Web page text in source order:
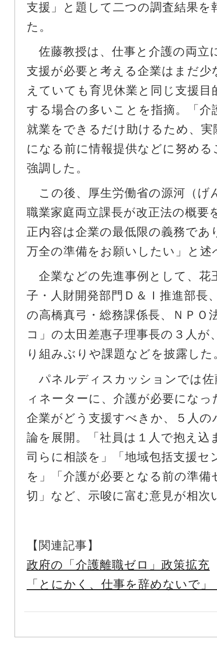
支援」と題して二つの調査結果を
た。
佐藤教授は、仕事と介護の両立
支援が必要と考える企業はまだ少
えていても育児休業と同じ支援目
する場合の多いことを指摘。「介
就業をできるだけ助けるため、実
になる前に情報提供などに努め
強調した。
この後、厚生労働省の源河（げ
職業家庭両立課長が改正法の概要
正内容は企業の最低限の義務であ
万全の準備をお願いしたい」と述
企業などの先進事例として、花
子・人財開発部門Ｄ＆Ｉ推進部長
の高橋真弓・総務課係長、ＮＰＯ
コ」の太田差惠子理事長の３人が
り組みぶりや課題などを披露した
パネルディスカッションでは佐
ィネーターに、介護が必要にな
企業がどう支援すべきか、５人
論を展開。「社員は１人で抱え込
司らに相談を」「地域包括支援セ
を」「介護が必要となる前の準備
切」など、示唆に富む意見が相次
【関連記事】
政府の「介護離職ゼロ」政策拡充
「とにかく、仕事を辞めないで